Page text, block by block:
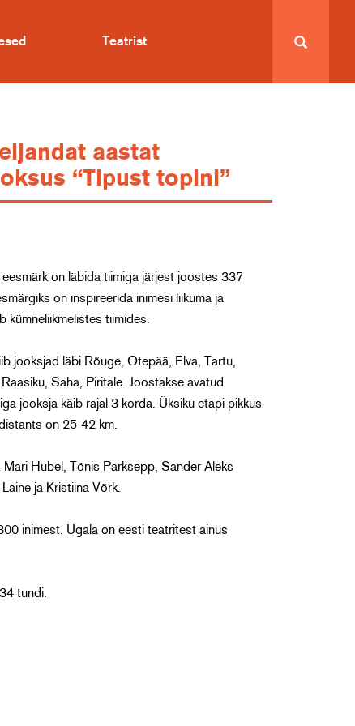
Teatrist
aastat
“Tipust topini”
on läbida tiimiga järjest joostes 337
on inspireerida inimesi liikuma ja
kümneliikmelistes tiimides.
jooksjad läbi Rõuge, Otepää, Elva, Tartu,
Saha, Piritale. Joostakse avatud
jooksja käib rajal 3 korda. Üksiku etapi pikkus
on 25-42 km.
Hubel, Tõnis Parksepp, Sander Aleks
ja Kristiina Võrk.
inimest. Ugala on eesti teatritest ainus
tundi.